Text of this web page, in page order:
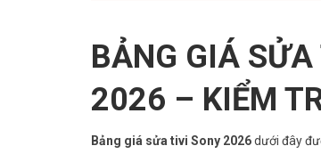
BẢNG GIÁ
2026 – KIỂM
Bảng giá sửa tivi Sony 2026dưới đây